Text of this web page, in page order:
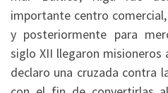
importante centro
y posteriormente para
siglo XII llegaron misioneros
declaro una cruzada contra